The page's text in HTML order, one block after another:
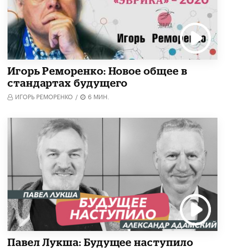
Игорь Реморенко: Новое общее в
стандартах будущего
ИГОРЬ РЕМОРЕНКО / 6 МИН.
Павел Лукша: Будущее наступило